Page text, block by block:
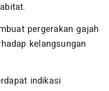
pergerakan gajah
kelangsungan
indikasi